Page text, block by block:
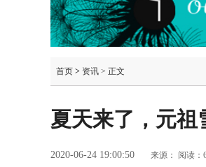
首页 > 资讯 > 正文
夏天来了，元祖
2020-06-24 19:00:50 来源： 阅读：